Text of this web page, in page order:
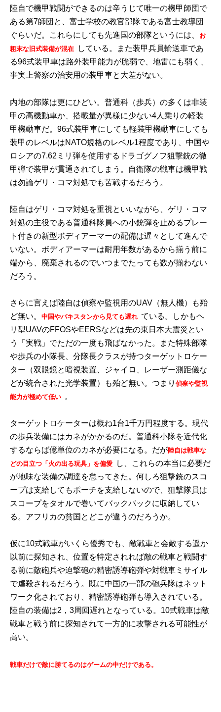
陸自で機甲戦闘ができるのは辛うじて唯一の機甲師団で
ある第7師団と、富士学校の教官部隊である富士教導団
ぐらいだ。これらにしても先進国の部隊というには、
お
粗末な旧式装備が混在
している。また装甲兵員輸送車であ
る96式装甲車は路外装甲能力が脆弱で、地雷にも弱く、
事実上警察の治安用の装甲車と大差がない。
内地の部隊は更にひどい。普通科（歩兵）の多くは非装
甲の高機動車か、搭載量が異様に少ない4人乗りの軽装
甲機動車だ。96式装甲車にしても軽装甲機動車にしても
装甲のレベルはNATO規格のレベル1程度であり、中国や
ロシアの7.62ミリ弾を使用するドラゴグノフ狙撃銃の徹
甲弾で装甲が貫通されてしまう。自衛隊の戦車は機甲戦
は勿論ゲリ・コマ対処でも苦戦するだろう。
陸自はゲリ・コマ対処を重視といいながら、ゲリ・コマ
対処の主役である普通科隊員への小銃弾を止めるプレー
ト付きの新型ボディアーマーの配備は遅々として進んで
いない。ボディアーマーは耐用年数があるから揃う前に
端から、廃棄されるのでいつまでたっても数が揃わない
だろう。
さらに言えば陸自は偵察や監視用のUAV（無人機）も殆
ど無い。中国やパキスタンから見ても遅れ ている。しかもヘ
リ型UAVのFFOSやEERSなどは先の東日本大震災とい
う「実戦」でただの一度も飛ばなかった。また特殊部隊
や歩兵の小隊長、分隊長クラスが持つターゲットロケー
ター（双眼鏡と暗視装置、ジャイロ、レーザー測距儀な
どが統合された光学装置）も殆ど無い。つまり偵察や監視
能力が極めて低い 。
ターゲットロケーターは概ね1台1千万円程度する。現代
の歩兵装備にはカネがかかるのだ。普通科小隊を近代化
するならば億単位のカネが必要になる。だが陸自は戦車な
どの目立つ「火の出る玩具」を偏愛
し、これらの本当に必要だ
が地味な装備の調達を怠ってきた。何しろ狙撃銃のスコ
ープは支給してもポーチを支給しないので、狙撃隊員は
スコープをタオルで巻いてバックパックに収納してい
る。アフリカの貧国とどこが違うのだろうか。
仮に10式戦車がいくら優秀でも、敵戦車と会敵する遥か
以前に探知され、位置を特定されれば敵の戦車と戦闘す
る前に敵砲兵や迫撃砲の精密誘導砲弾や対戦車ミサイル
で虐殺されるだろう。既に中国の一部の砲兵隊はネット
ワーク化されており、精密誘導砲弾も導入されている。
陸自の装備は2，3周回遅れとなっている。10式戦車は敵
戦車と戦う前に探知されて一方的に攻撃される可能性が
高い。
戦車だけで敵に勝てるのはゲームの中だけである。